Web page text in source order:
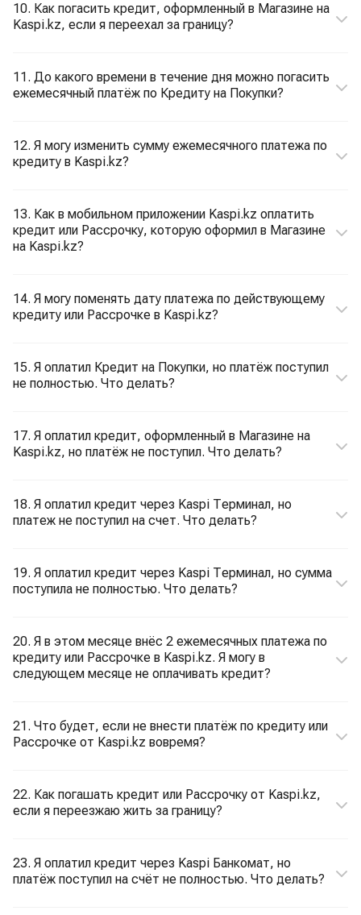
10. Как погасить кредит, оформленный в Магазине на
Kaspi.kz, если я переехал за границу?
11. До какого времени в течение дня можно погасить
ежемесячный платёж по Кредиту на Покупки?
12. Я могу изменить сумму ежемесячного платежа по
кредиту в Kaspi.kz?
13. Как в мобильном приложении Kaspi.kz оплатить
кредит или Рассрочку, которую оформил в Магазине
на Kaspi.kz?
14. Я могу поменять дату платежа по действующему
кредиту или Рассрочке в Kaspi.kz?
15. Я оплатил Кредит на Покупки, но платёж поступил
не полностью. Что делать?
17. Я оплатил кредит, оформленный в Магазине на
Kaspi.kz, но платёж не поступил. Что делать?
18. Я оплатил кредит через Kaspi Терминал, но
платеж не поступил на счет. Что делать?
19. Я оплатил кредит через Kaspi Терминал, но сумма
поступила не полностью. Что делать?
20. Я в этом месяце внёс 2 ежемесячных платежа по
кредиту или Рассрочке в Kaspi.kz. Я могу в
следующем месяце не оплачивать кредит?
21. Что будет, если не внести платёж по кредиту или
Рассрочке от Kaspi.kz вовремя?
22. Как погашать кредит или Рассрочку от Kaspi.kz,
если я переезжаю жить за границу?
23. Я оплатил кредит через Kaspi Банкомат, но
платёж поступил на счёт не полностью. Что делать?